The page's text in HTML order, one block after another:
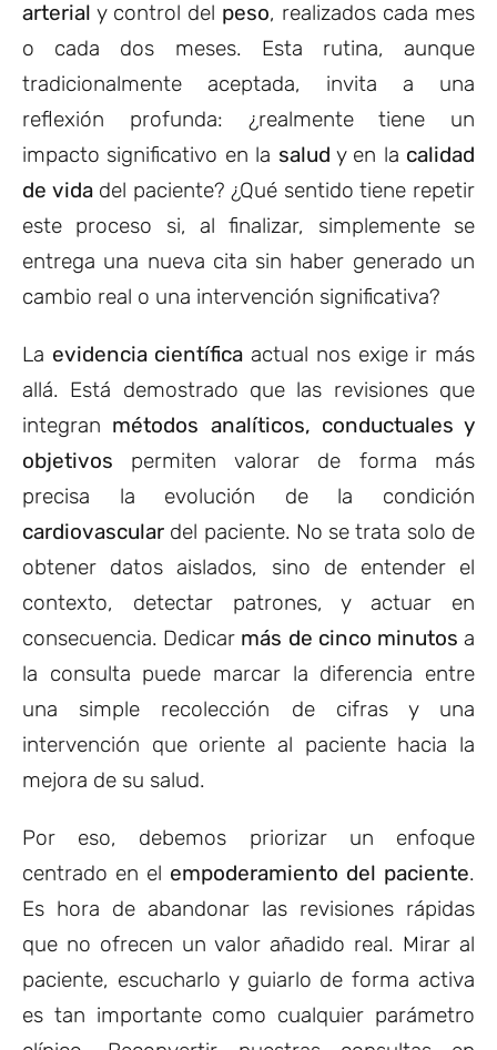
arterial y control del peso, realizados cada mes
o cada dos meses. Esta rutina, aunque
tradicionalmente aceptada, invita a una
reflexión profunda: ¿realmente tiene un
impacto significativo en la salud y en la calidad
de vidadel paciente? ¿Qué sentido tiene repetir
este proceso si, al finalizar, simplemente se
entrega una nueva cita sin haber generado un
cambio real o una intervención significativa?
La evidencia científica actual nos exige ir más
allá. Está demostrado que las revisiones que
integran métodos analíticos, conductuales y
objetivos permiten valorar de forma más
precisa la evolución de la condición
cardiovascular del paciente. No se trata solo de
obtener datos aislados, sino de entender el
contexto, detectar patrones, y actuar en
consecuencia. Dedicar más de cinco minutos a
la consulta puede marcar la diferencia entre
una simple recolección de cifras y una
intervención que oriente al paciente hacia la
mejora de su salud.
Por eso, debemos priorizar un enfoque
centrado en el empoderamiento del paciente.
Es hora de abandonar las revisiones rápidas
que no ofrecen un valor añadido real. Mirar al
paciente, escucharlo y guiarlo de forma activa
es tan importante como cualquier parámetro